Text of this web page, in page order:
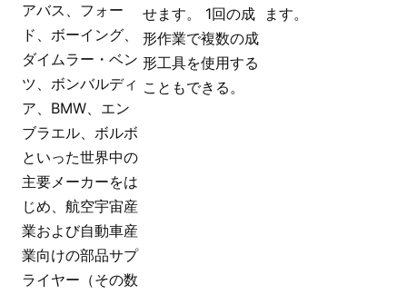
アバス、フォー
ド、ボーイング、
ダイムラー・ベン
ツ、ボンバルディ
ア、BMW、エン
ブラエル、ボルボ
といった世界中の
主要メーカーをは
じめ、航空宇宙産
業および自動車産
業向けの部品サプ
ライヤー（その数
せます。 1回の成
形作業で複数の成
形工具を使用する
こともできる。
ます。